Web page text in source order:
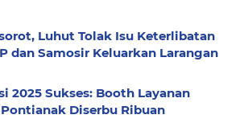
Luhut Tolak Isu Keterlibatan
dan Samosir Keluarkan Larangan
2025 Sukses: Booth Layanan
Diserbu Ribuan